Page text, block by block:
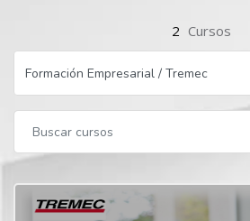
2 Cursos